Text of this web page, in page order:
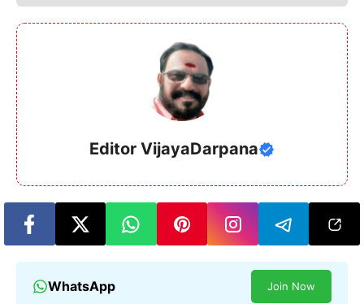
Editor VijayaDarpana
WhatsApp Join Now